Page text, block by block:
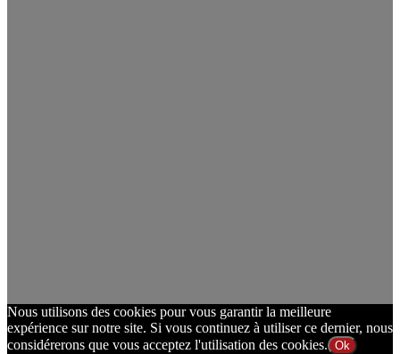
Nous utilisons des cookies pour vous garantir la meilleure
expérience sur notre site. Si vous continuez à utiliser ce dernier, nous
considérerons que vous acceptez l'utilisation des cookies. Ok